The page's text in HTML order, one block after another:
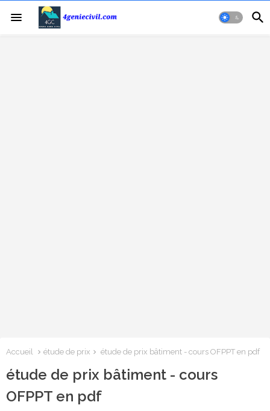
Accueil étude de prix étude de prix bâtiment - cours OFPPT en pdf
étude de prix bâtiment - cours
OFPPT en pdf